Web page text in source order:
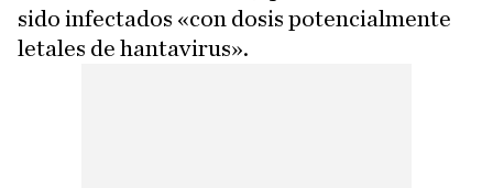
sido infectados «con dosis potencialmente
letales de hantavirus».